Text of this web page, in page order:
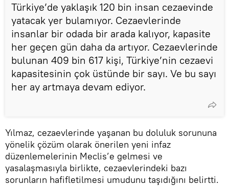
Türkiye’de yaklaşık 120 bin insan cezaevinde
yatacak yer bulamıyor. Cezaevlerinde
insanlar bir odada bir arada kalıyor, kapasite
her geçen gün daha da artıyor. Cezaevlerinde
bulunan 409 bin 617 kişi, Türkiye’nin cezaevi
kapasitesinin çok üstünde bir sayı. Ve bu sayı
her ay artmaya devam ediyor.
Yılmaz, cezaevlerinde yaşanan bu doluluk sorununa
yönelik çözüm olarak önerilen yeni infaz
düzenlemelerinin Meclis’e gelmesi ve
yasalaşmasıyla birlikte, cezaevlerindeki bazı
sorunların hafifletilmesi umudunu taşıdığını belirtti.